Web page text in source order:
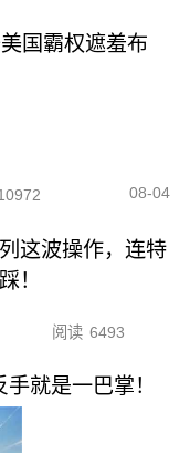
国霸权遮羞布
08-04
这波操作，连特
！
阅读 6493
就是一巴掌！